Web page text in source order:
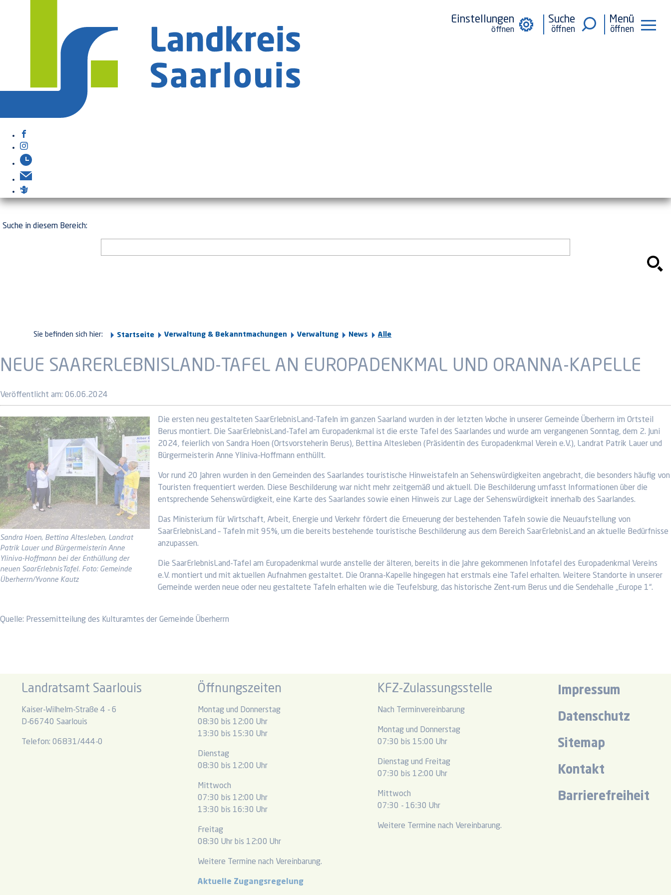
Einstellungen Suche Menü
Suche in diesem Bereich:
Sie befinden sich hier: Startseite Verwaltung & Bekanntmachungen Verwaltung News Alle
NEUE SAARERLEBNISLAND-TAFEL AN EUROPADENKMAL UND ORANNA-KAPELLE
Veröffentlicht am: 06.06.2024
Sandra Hoen, Bettina Altesleben, Landrat
Patrik Lauer und Bürgermeisterin Anne
Yliniva-Hoffmann bei der Enthüllung der
neuen SaarErlebnisTafel. Foto: Gemeinde
Überherrn/Yvonne Kautz
Die ersten neu gestalteten SaarErlebnisLand-Tafeln im ganzen Saarland wurden in der letzten Woche in unserer Gemeinde Überherrn im Ortsteil
Berus montiert. Die SaarErlebnisLand-Tafel am Europadenkmal ist die erste Tafel des Saarlandes und wurde am vergangenen Sonntag, dem 2. Juni
2024, feierlich von Sandra Hoen (Ortsvorsteherin Berus), Bettina Altesleben (Präsidentin des Europadenkmal Verein e.V.), Landrat Patrik Lauer und
Bürgermeisterin Anne Yliniva-Hoffmann enthüllt.
Vor rund 20 Jahren wurden in den Gemeinden des Saarlandes touristische Hinweistafeln an Sehenswürdigkeiten angebracht, die besonders häufig von
Touristen frequentiert werden. Diese Beschilderung war nicht mehr zeitgemäß und aktuell. Die Beschilderung umfasst Informationen über die
entsprechende Sehenswürdigkeit, eine Karte des Saarlandes sowie einen Hinweis zur Lage der Sehenswürdigkeit innerhalb des Saarlandes.
Das Ministerium für Wirtschaft, Arbeit, Energie und Verkehr fördert die Erneuerung der bestehenden Tafeln sowie die Neuaufstellung von
SaarErlebnisLand – Tafeln mit 95%, um die bereits bestehende touristische Beschilderung aus dem Bereich SaarErlebnisLand an aktuelle Bedürfnisse
anzupassen.
Die SaarErlebnisLand-Tafel am Europadenkmal wurde anstelle der älteren, bereits in die Jahre gekommenen Infotafel des Europadenkmal Vereins
e.V. montiert und mit aktuellen Aufnahmen gestaltet. Die Oranna-Kapelle hingegen hat erstmals eine Tafel erhalten. Weitere Standorte in unserer
Gemeinde werden neue oder neu gestaltete Tafeln erhalten wie die Teufelsburg, das historische Zent-rum Berus und die Sendehalle „Europe 1“.
Quelle: Pressemitteilung des Kulturamtes der Gemeinde Überherrn
Landratsamt Saarlouis
Kaiser-Wilhelm-Straße 4 - 6
D-66740 Saarlouis
Telefon: 06831/444-0
Öffnungszeiten
Montag und Donnerstag
08:30 bis 12:00 Uhr
13:30 bis 15:30 Uhr
Dienstag
08:30 bis 12:00 Uhr
Mittwoch
07:30 bis 12:00 Uhr
13:30 bis 16:30 Uhr
Freitag
08:30 Uhr bis 12:00 Uhr
Weitere Termine nach Vereinbarung.
Aktuelle Zugangsregelung
KFZ-Zulassungsstelle
Nach Terminvereinbarung
Montag und Donnerstag
07:30 bis 15:00 Uhr
Dienstag und Freitag
07:30 bis 12:00 Uhr
Mittwoch
07:30 - 16:30 Uhr
Weitere Termine nach Vereinbarung.
Impressum
Datenschutz
Sitemap
Kontakt
Barrierefreiheit